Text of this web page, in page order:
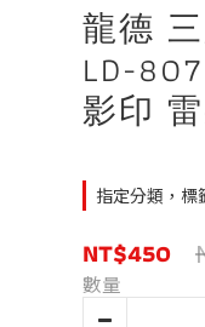
龍德
LD-
影印
指定分類，標
NT$450
數量